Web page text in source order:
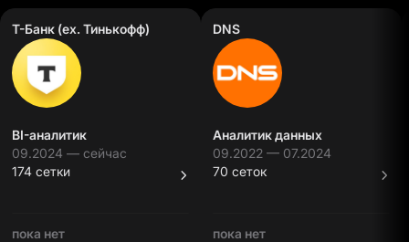
Т-Банк (ex. Тинькофф)
BI-аналитик
09.2024 — сейчас
174 сетки
пока нет
DNS
Аналитик данных
09.2022 — 07.2024
70 сеток
пока нет